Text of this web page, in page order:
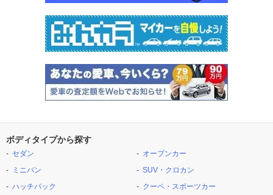
ボディタイプから探す
セダン
ミニバン
ハッチバック
オープンカー
SUV・クロカン
クーペ・スポーツカー